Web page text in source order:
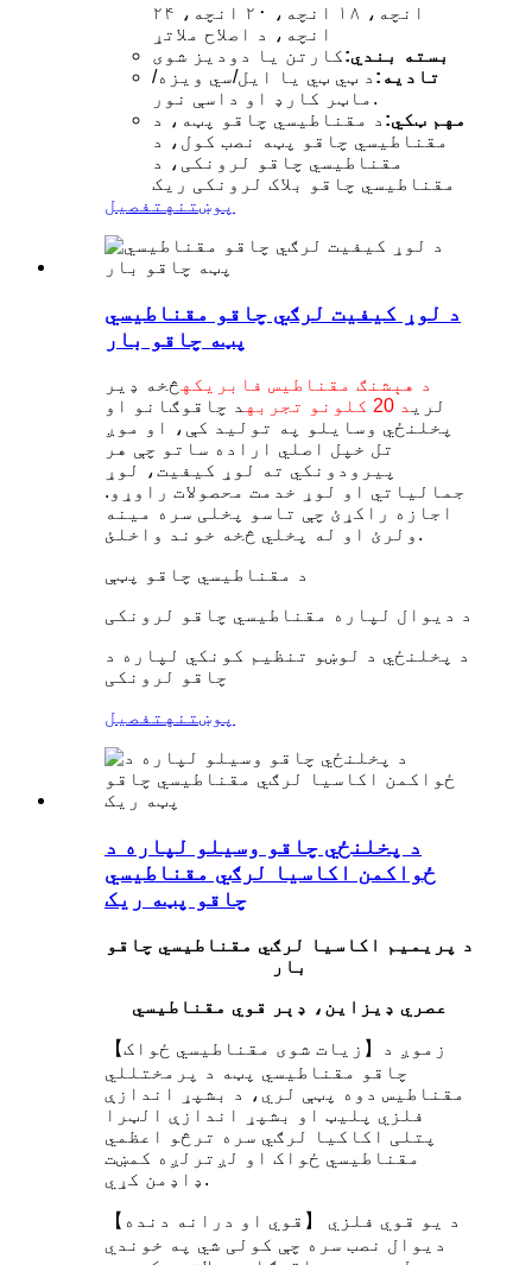
انچه، ۱۸ انچه، ۲۰ انچه، ۲۴
انچه، د اصلاح ملاتړ
بسته بندي:کارتن یا دودیز شوی
تادیه: د ټي ټي یا ایل/سي ویزه/
ماټر کارډ او داسې نور.
مهم ټکي: د مقناطیسي چاقو پټه، د
مقناطیسي چاقو پټه نصب کول، د
مقناطیسي چاقو لرونکی، د
مقناطیسي چاقو بلاک لرونکی ریک
پوښتنه تفصیل
د لوړ کیفیت لرګي چاقو مقناطیسي
پټه چاقو بار
د هېشنګ مقناطیس فابریکهڅخه ډیر
لريد 20 کلونو تجربه
د چاقوګانو او
پخلنځي وسایلو په تولید کې، او موږ
تل خپل اصلي اراده ساتو چې هر
پیرودونکي ته لوړ کیفیت، لوړ
جمالیاتي او لوړ خدمت محصولات راوړو.
اجازه راکړئ چې تاسو پخلی سره مینه
ولرئ او له پخلي څخه خوند واخلئ.
د مقناطیسي چاقو پټې
د دیوال لپاره مقناطیسي چاقو لرونکی
د پخلنځي د لوښو تنظیم کونکي لپاره د
چاقو لرونکی
پوښتنهتفصیل
د پخلنځي چاقو وسیلو لپاره د
ځواکمن اکاسیا لرګي مقناطیسي
چاقو پټه ریک
د پریمیم اکاسیا لرګي مقناطیسي چاقو
بار
عصري ډیزاین، ډېر قوي مقناطیسي
【زیات شوی مقناطیسي ځواک】زموږ د
چاقو مقناطیسي پټه د پرمختللي
مقناطیس دوه پټې لري، د بشپړ اندازې
فلزي پلیټ او بشپړ اندازې الټرا
پتلی اکاکیا لرګي سره ترڅو اعظمي
مقناطیسي ځواک او لږترلږه کمښت
ډاډمن کړي.
【قوي او درانه دنده】 د یو قوي فلزي
دیوال نصب سره چې کولی شي په خوندي